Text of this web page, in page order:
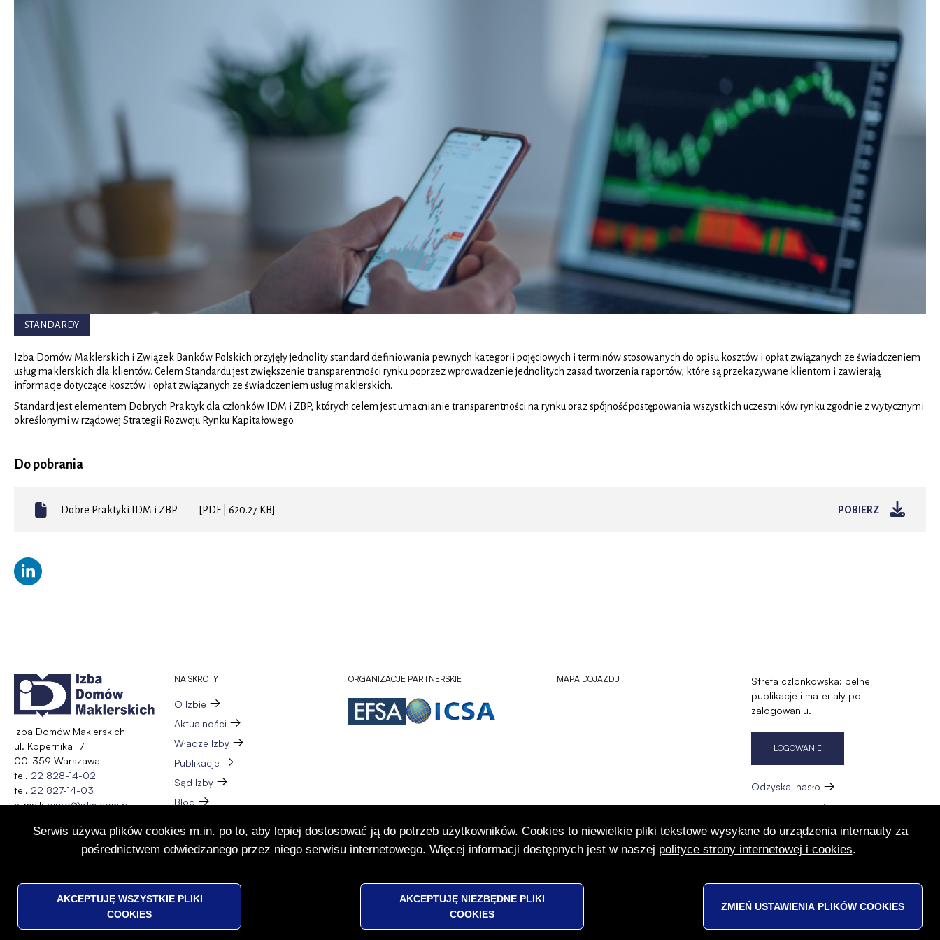
Serwis używa plików cookies m.in. po to, aby lepiej dostosować ją do potrzeb użytkowników. Cookies to niewielkie pliki tekstowe wysyłane do urządzenia internauty za
pośrednictwem odwiedzanego przez niego serwisu internetowego. Więcej informacji dostępnych jest w naszej polityce strony internetowej i cookies.
AKCEPTUJĘ WSZYSTKIE PLIKI
COOKIES
AKCEPTUJĘ NIEZBĘDNE PLIKI
COOKIES
WYCOFAJ
NA
ZMIEŃ USTAWIENIA PLIKÓW COOKIES
Domów
Maklerskich
STANDARDY
Izba Domów Maklerskich i Związek Banków Polskich przyjęły jednolity standard definiowania pewnych kategorii pojęciowych i terminów stosowanych do opisu kosztów i opłat związanych ze świadczeniem
usług maklerskich dla klientów. Celem Standardu jest zwiększenie transparentności rynku poprzez wprowadzenie jednolitych zasad tworzenia raportów, które są przekazywane klientom i zawierają
informacje dotyczące kosztów i opłat związanych ze świadczeniem usług maklerskich.
Standard jest elementem Dobrych Praktyk dla członków IDM i ZBP, których celem jest umacnianie transparentności na rynku oraz spójność postępowania wszystkich uczestników rynku zgodnie z wytycznymi
określonymi w rządowej Strategii Rozwoju Rynku Kapitałowego.
Do pobrania
Dobre Praktyki IDM i ZBP [PDF | 620.27 KB] POBIERZ
Izba Domów Maklerskich
ul. Kopernika 17
00-359 Warszawa
tel. 22 828-14-02
tel. 22 827-14-03
e-mail:biuro@idm.com.pl
NA SKRÓTY
O Izbie
Aktualności
Władze Izby
Publikacje
Sąd Izby
Blog
Wydarzenia
ORGANIZACJE PARTNERSKIE MAPA DOJAZDU
Sprawdź lokalizację
Otworzy
się
nowej
Strefa członkowska: pełne
publikacje i materiały po
zalogowaniu.
LOGOWANIE
Odzyskaj hasło
Zarejestruj się
© IZBA DOMÓW MAKLERSKICH POLITYKA PRYWATNOŚCI (RODO)DEKLARACJA DOSTĘPNOŚCIMAPA STRONY DESIGN BYVOBACOM